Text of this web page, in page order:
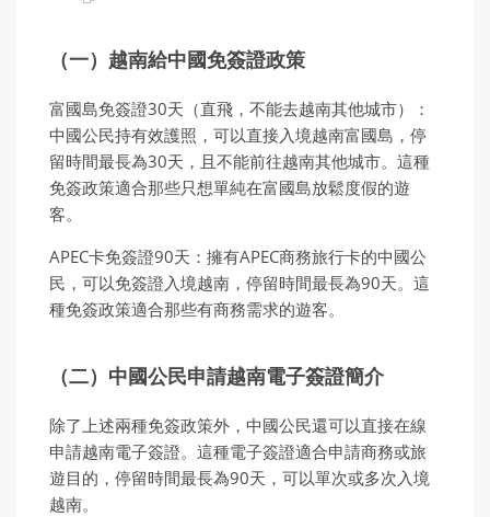
（一）越南給中國免簽證政策
富國島免簽證30天（直飛，不能去越南其他城市）：
中國公民持有效護照，可以直接入境越南富國島，停
留時間最長為30天，且不能前往越南其他城市。這種
免簽政策適合那些只想單純在富國島放鬆度假的遊
客。
APEC卡免簽證90天：擁有APEC商務旅行卡的中國公
民，可以免簽證入境越南，停留時間最長為90天。這
種免簽政策適合那些有商務需求的遊客。
（二）中國公民申請越南電子簽證簡介
除了上述兩種免簽政策外，中國公民還可以直接在線
申請越南電子簽證。這種電子簽證適合申請商務或旅
遊目的，停留時間最長為90天，可以單次或多次入境
越南。